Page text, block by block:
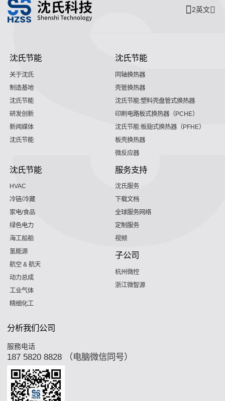
2英文
沈氏节能
关于沈氏
制造基地
沈氏节能
研发创新
新闻媒体
沈氏节能
沈氏节能
同轴换热器
壳管换热器
沈氏节能:塑料壳盘管式换热器
印刷电路板式换热器（PCHE）
沈氏节能:板翅式换热器（PFHE）
板壳换热器
微反应器
沈氏节能
HVAC
冷链/冷藏
家电/食品
绿色电力
海工船舶
氢能源
航空 & 航天
动力总成
工业气体
精细化工
服务支持
沈氏服务
下载文档
全球服务网络
定制服务
视频
子公司
杭州微控
浙江微智源
分析我们公司
服務电话
187 5820 8828 （电脑微信同号）